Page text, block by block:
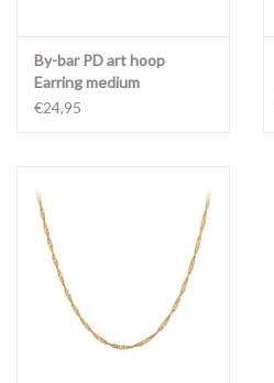
By-bar PD art hoop
Earring medium
€24,95